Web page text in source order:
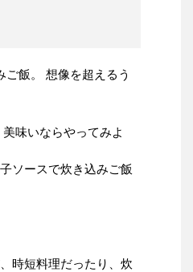
飯。 想像を超えるう
味いならやってみよ
ソースで炊き込みご飯
時短料理だったり、炊